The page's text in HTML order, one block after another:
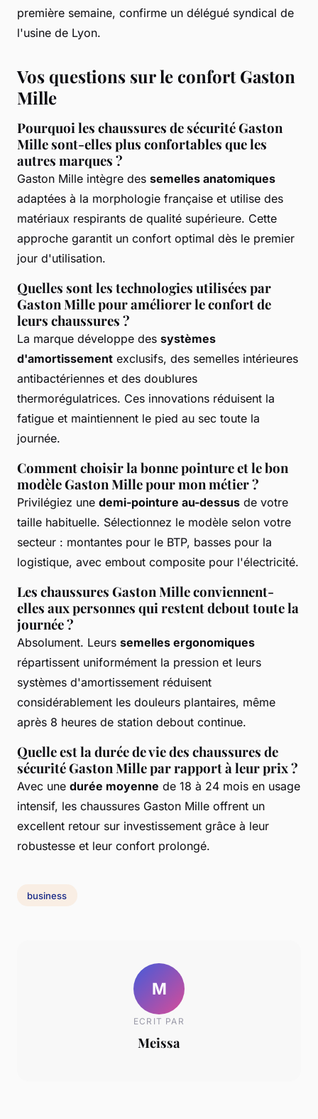
première semaine, confirme un délégué syndical de
l'usine de Lyon.
Vos questions sur le confort Gaston
Mille
Pourquoi les chaussures de sécurité Gaston
Mille sont-elles plus confortables que les
autres marques ?
Gaston Mille intègre des semelles anatomiques
adaptées à la morphologie française et utilise des
matériaux respirants de qualité supérieure. Cette
approche garantit un confort optimal dès le premier
jour d'utilisation.
Quelles sont les technologies utilisées par
Gaston Mille pour améliorer le confort de
leurs chaussures ?
La marque développe des systèmes
d'amortissement exclusifs, des semelles intérieures
antibactériennes et des doublures
thermorégulatrices. Ces innovations réduisent la
fatigue et maintiennent le pied au sec toute la
journée.
Comment choisir la bonne pointure et le bon
modèle Gaston Mille pour mon métier ?
Privilégiez une demi-pointure au-dessus de votre
taille habituelle. Sélectionnez le modèle selon votre
secteur : montantes pour le BTP, basses pour la
logistique, avec embout composite pour l'électricité.
Les chaussures Gaston Mille conviennent-
elles aux personnes qui restent debout toute la
journée ?
Absolument. Leurs semelles ergonomiques
répartissent uniformément la pression et leurs
systèmes d'amortissement réduisent
considérablement les douleurs plantaires, même
après 8 heures de station debout continue.
Quelle est la durée de vie des chaussures de
sécurité Gaston Mille par rapport à leur prix ?
Avec une durée moyenne de 18 à 24 mois en usage
intensif, les chaussures Gaston Mille offrent un
excellent retour sur investissement grâce à leur
robustesse et leur confort prolongé.
business
M
ECRIT PAR
Meissa